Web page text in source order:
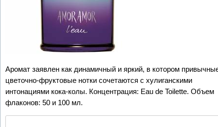
Аромат заявлен как динамичный и яркий, в котором
цветочно-фруктовые нотки сочетаются с хулиганскими
интонациями кока-колы. Концентрация: Eau de Toilette. Объем
флаконов: 50 и 100 мл.